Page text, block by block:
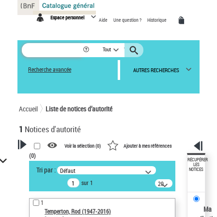
Espace personnel Aide Une question ? Historique
Tout
Recherche avancée AUTRES RECHERCHES
Accueil Liste de notices d’autorité
1 Notices d'autorité
VOTRE RECHERCHE
Recherche avancée dans les
notices d’autorité
Œuvres liées à l'auteur :
Temperton, Rod (1947-2016)
Voir la sélection (0) Ajouter à mes références
(0)
Tri par : Défaut
sur 1
20
résultats/page
1
Temperton, Rod (1947-2016)
RÉCUPÉRER
LES
NOTICES
Ma
Panneau de gestion des cookies